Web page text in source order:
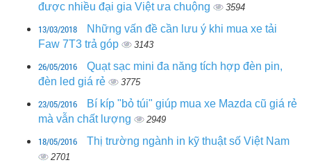
được nhiều đại gia Việt ưa chuộng
3594
13/03/2018
Những vấn đề cần lưu ý khi mua xe tải
Faw 7T3 trả góp
3143
26/05/2016
Quạt sạc mini đa năng tích hợp đèn pin,
đèn led giá rẻ
3775
23/05/2016
Bí kíp "bỏ túi" giúp mua xe Mazda cũ giá rẻ
mà vẫn chất lượng
2949
18/05/2016 Thị trường ngành in kỹ thuật số Việt Nam
2701